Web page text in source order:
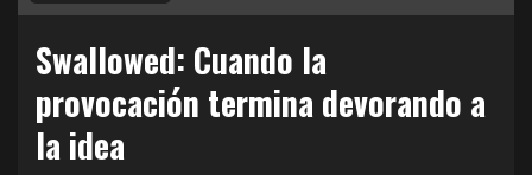
Swallowed: Cuando la
provocación termina devorando a
la idea